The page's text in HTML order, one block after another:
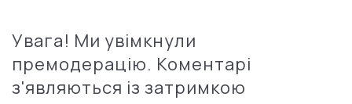
Увага! Ми увімкнули
премодерацію. Коментарі
з'являються із затримкою